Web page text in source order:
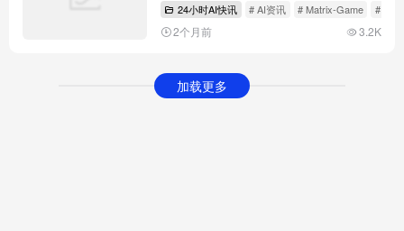
24小时AI快讯 # AI资讯 # Matrix-Game # 世
2个月前 3.2K
加载更多